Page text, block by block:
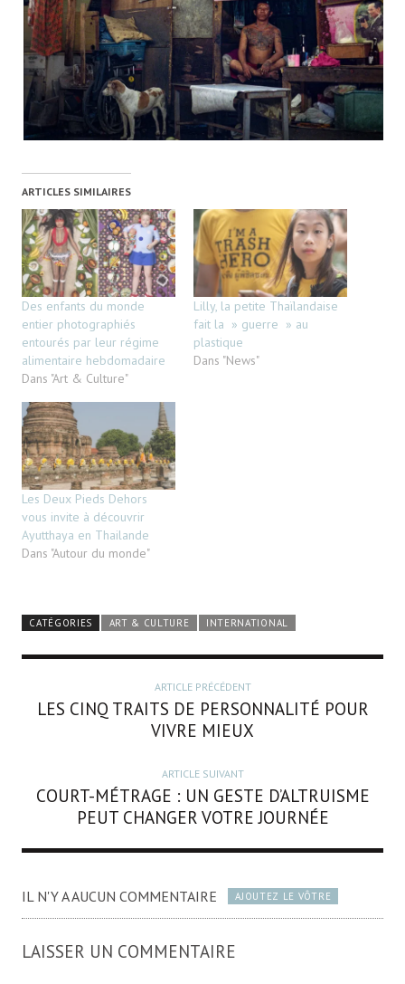
ARTICLES SIMILAIRES
Des enfants du monde
entier photographiés
entourés par leur régime
alimentaire hebdomadaire
Dans "Art & Culture"
Lilly, la petite Thaïlandaise
fait la » guerre » au
plastique
Dans "News"
Les Deux Pieds Dehors
vous invite à découvrir
Ayutthaya en Thailande
Dans "Autour du monde"
CATÉGORIES ART & CULTURE INTERNATIONAL
ARTICLE PRÉCÉDENT
LES CINQ TRAITS DE PERSONNALITÉ POUR
VIVRE MIEUX
ARTICLE SUIVANT
COURT-MÉTRAGE : UN GESTE D’ALTRUISME
PEUT CHANGER VOTRE JOURNÉE
IL N'Y A AUCUN COMMENTAIRE AJOUTEZ LE VÔTRE
LAISSER UN COMMENTAIRE